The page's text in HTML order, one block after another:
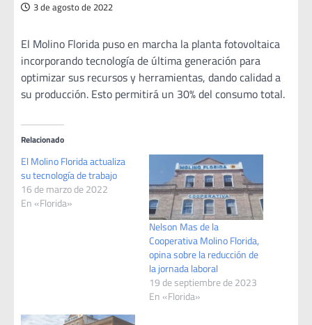
3 de agosto de 2022
El Molino Florida puso en marcha la planta fotovoltaica
incorporando tecnología de última generación para
optimizar sus recursos y herramientas, dando calidad a
su producción. Esto permitirá un 30% del consumo total.
Relacionado
El Molino Florida actualiza
su tecnología de trabajo
16 de marzo de 2022
En «Florida»
Nelson Mas de la
Cooperativa Molino Florida,
opina sobre la reducción de
la jornada laboral
19 de septiembre de 2023
En «Florida»